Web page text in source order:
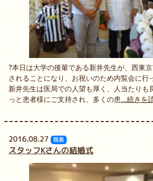
?本日は大学の後輩である新井先生が、西東
されることになり、お祝いのため内覧会に行
新井先生は医局での人望も厚く、人当たりも
っと患者様にご支持され、多くの患...続きを
2016.08.27 院長
スタッフKさんの結婚式